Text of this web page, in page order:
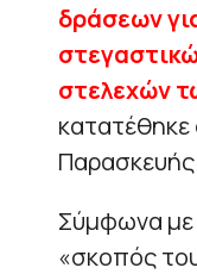
δράσεων
στελεχών
Παρασκευής
Σύμφωνα
«σκοπός